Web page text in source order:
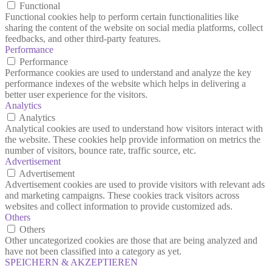
Functional
Functional cookies help to perform certain functionalities like
sharing the content of the website on social media platforms, collect
feedbacks, and other third-party features.
Performance
Performance
Performance cookies are used to understand and analyze the key
performance indexes of the website which helps in delivering a
better user experience for the visitors.
Analytics
Analytics
Analytical cookies are used to understand how visitors interact with
the website. These cookies help provide information on metrics the
number of visitors, bounce rate, traffic source, etc.
Advertisement
Advertisement
Advertisement cookies are used to provide visitors with relevant ads
and marketing campaigns. These cookies track visitors across
websites and collect information to provide customized ads.
Others
Others
Other uncategorized cookies are those that are being analyzed and
have not been classified into a category as yet.
SPEICHERN & AKZEPTIEREN